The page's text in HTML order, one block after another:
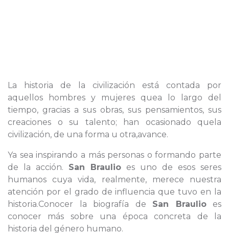
La historia de la civilización está contada por
aquellos hombres y mujeres quea lo largo del
tiempo, gracias a sus obras, sus pensamientos, sus
creaciones o su talento; han ocasionado quela
civilización, de una forma u otra,avance.
Ya sea inspirando a más personas o formando parte
de la acción. San Braulio es uno de esos seres
humanos cuya vida, realmente, merece nuestra
atención por el grado de influencia que tuvo en la
historia.Conocer la biografía de San Braulioes
conocer más sobre una época concreta de la
historia del género humano.